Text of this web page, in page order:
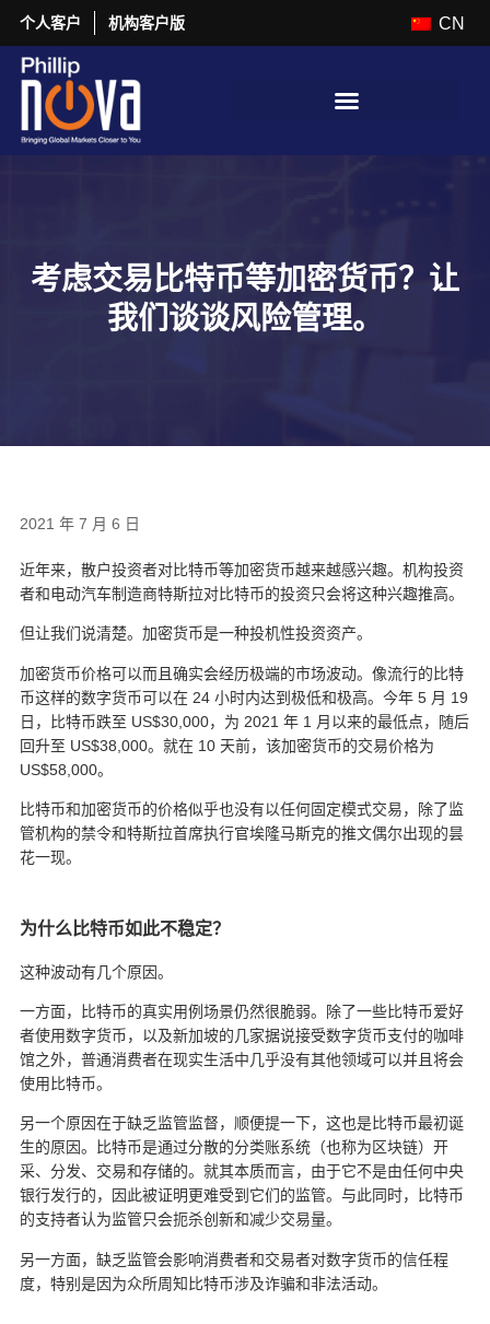
个人客户 机构客户版 CN
考虑交易比特币等加密货币？让
我们谈谈风险管理。
2021 年 7 月 6 日
近年来，散户投资者对比特币等加密货币越来越感兴趣。机构投资
者和电动汽车制造商特斯拉对比特币的投资只会将这种兴趣推高。
但让我们说清楚。加密货币是一种投机性投资资产。
加密货币价格可以而且确实会经历极端的市场波动。像流行的比特
币这样的数字货币可以在 24 小时内达到极低和极高。今年 5 月 19
日，比特币跌至 US$30,000，为 2021 年 1 月以来的最低点，随后
回升至 US$38,000。就在 10 天前，该加密货币的交易价格为
US$58,000。
比特币和加密货币的价格似乎也没有以任何固定模式交易，除了监
管机构的禁令和特斯拉首席执行官埃隆马斯克的推文偶尔出现的昙
花一现。
为什么比特币如此不稳定？
这种波动有几个原因。
一方面，比特币的真实用例场景仍然很脆弱。除了一些比特币爱好
者使用数字货币，以及新加坡的几家据说接受数字货币支付的咖啡
馆之外，普通消费者在现实生活中几乎没有其他领域可以并且将会
使用比特币。
另一个原因在于缺乏监管监督，顺便提一下，这也是比特币最初诞
生的原因。比特币是通过分散的分类账系统（也称为区块链）开
采、分发、交易和存储的。就其本质而言，由于它不是由任何中央
银行发行的，因此被证明更难受到它们的监管。与此同时，比特币
的支持者认为监管只会扼杀创新和减少交易量。
另一方面，缺乏监管会影响消费者和交易者对数字货币的信任程
度，特别是因为众所周知比特币涉及诈骗和非法活动。